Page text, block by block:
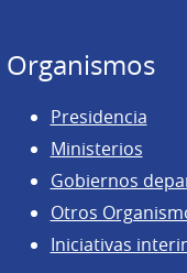
Organismos
Presidencia
Ministerios
Gobiernos
Otros
Iniciativas